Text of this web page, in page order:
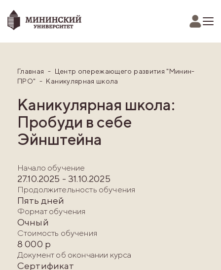
Главная
Центр опережающего развития "Минин-
ПРО"
Каникулярная школа
Каникулярная школа:
Пробуди в себе
Эйнштейна
Начало обучение
27.10.2025 - 31.10.2025
Продолжительность обучения
Пять дней
Формат обучения
Очный
Стоимость обучения
8 000 р
Документ об окончании курса
Сертификат